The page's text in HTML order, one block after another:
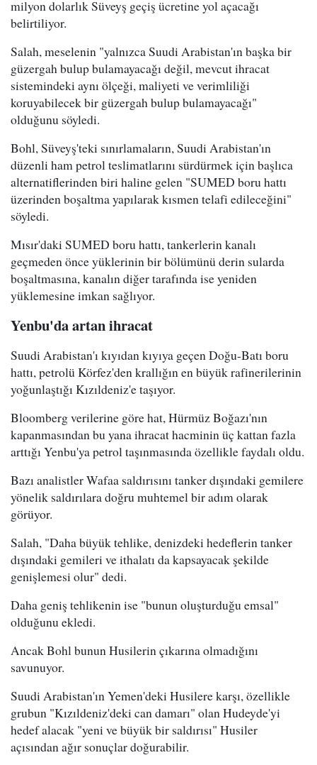
milyon dolarlık Süveyş geçiş ücretine yol açacağı
belirtiliyor.
Salah, meselenin "yalnızca Suudi Arabistan'ın başka bir
güzergah bulup bulamayacağı değil, mevcut ihracat
sistemindeki aynı ölçeği, maliyeti ve verimliliği
koruyabilecek bir güzergah bulup bulamayacağı"
olduğunu söyledi.
Bohl, Süveyş'teki sınırlamaların, Suudi Arabistan'ın
düzenli ham petrol teslimatlarını sürdürmek için başlıca
alternatiflerinden biri haline gelen "SUMED boru hattı
üzerinden boşaltma yapılarak kısmen telafi edileceğini"
söyledi.
Mısır'daki SUMED boru hattı, tankerlerin kanalı
geçmeden önce yüklerinin bir bölümünü derin sularda
boşaltmasına, kanalın diğer tarafında ise yeniden
yüklemesine imkan sağlıyor.
Yenbu'da artan ihracat
Suudi Arabistan'ı kıyıdan kıyıya geçen Doğu-Batı boru
hattı, petrolü Körfez'den krallığın en büyük rafinerilerinin
yoğunlaştığı Kızıldeniz'e taşıyor.
Bloomberg verilerine göre hat, Hürmüz Boğazı'nın
kapanmasından bu yana ihracat hacminin üç kattan fazla
arttığı Yenbu'ya petrol taşınmasında özellikle faydalı oldu.
Bazı analistler Wafaa saldırısını tanker dışındaki gemilere
yönelik saldırılara doğru muhtemel bir adım olarak
görüyor.
Salah, "Daha büyük tehlike, denizdeki hedeflerin tanker
dışındaki gemileri ve ithalatı da kapsayacak şekilde
genişlemesi olur" dedi.
Daha geniş tehlikenin ise "bunun oluşturduğu emsal"
olduğunu ekledi.
Ancak Bohl bunun Husilerin çıkarına olmadığını
savunuyor.
Suudi Arabistan'ın Yemen'deki Husilere karşı, özellikle
grubun "Kızıldeniz'deki can damarı" olan Hudeyde'yi
hedef alacak "yeni ve büyük bir saldırısı" Husiler
açısından ağır sonuçlar doğurabilir.